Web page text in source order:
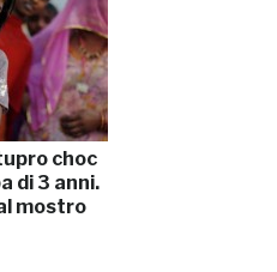
choc
di 3 anni.
mostro